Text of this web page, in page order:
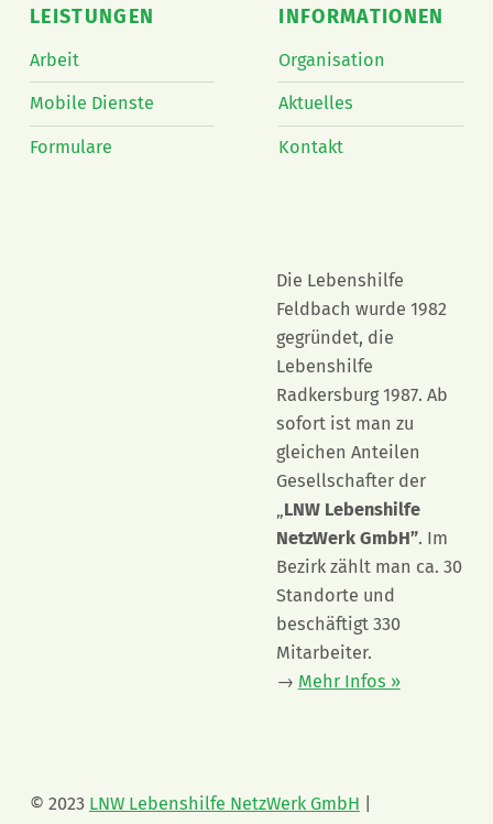
LEISTUNGEN
Arbeit
Mobile Dienste
Formulare
INFORMATIONEN
Organisation
Aktuelles
Kontakt
Die Lebenshilfe
Feldbach wurde 1982
gegründet, die
Lebenshilfe
Radkersburg 1987. Ab
sofort ist man zu
gleichen Anteilen
Gesellschafter der
LNW Lebenshilfe
NetzWerk GmbH”. Im
Bezirk zählt man ca. 30
Standorte und
beschäftigt 330
Mitarbeiter.
→ Mehr Infos »
© 2023 LNW Lebenshilfe NetzWerk GmbH